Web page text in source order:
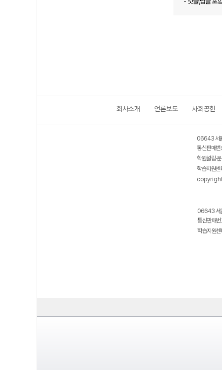
회사소개 언론보도 사회공헌
06643 서
통신판매
학원설립·
학습지원
06643 서
통신판매
학습지원